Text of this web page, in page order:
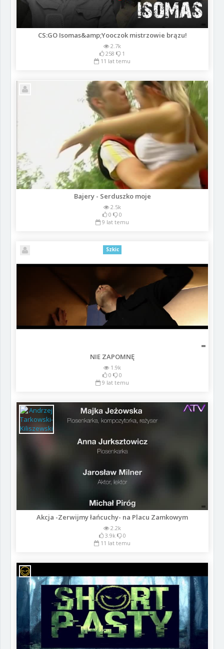
CS:GO Isomas&amp;Yooczok mistrzowie brązu!
2.7k
258
1
11 lat temu
Bajery - Serduszko moje
2.5k
0
0
9 lat temu
Szkic
NIE ZAPOMNĘ
1.9k
0
0
9 lat temu
Akcja -Zerwijmy łańcuchy- na Placu Zamkowym
2.2k
3.9k
0
11 lat temu